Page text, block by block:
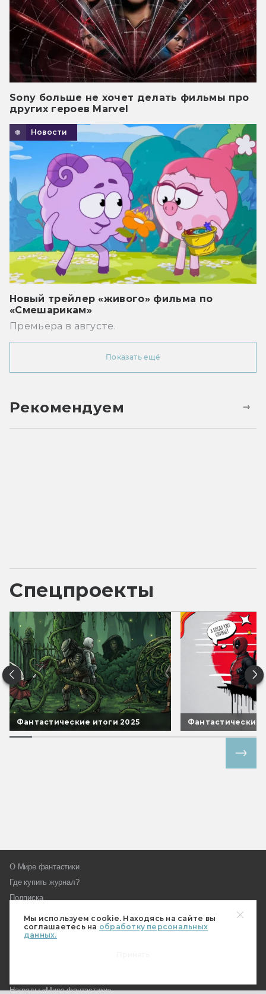
Мы используем cookie. Находясь на сайте вы
соглашаетесь на обработку персональных
данных.
Sony больше не хочет делать фильмы про
других героев Marvel
Новости
Новый трейлер «живого» фильма по
«Смешарикам»
Премьера в августе.
Показать ещё
Рекомендуем
Спецпроекты
Фантастические итоги 2025 Фантастические
О Мире фантастики
Где купить журнал?
Подписка
Пользовательское соглашение
Награды «Мира фантастики»